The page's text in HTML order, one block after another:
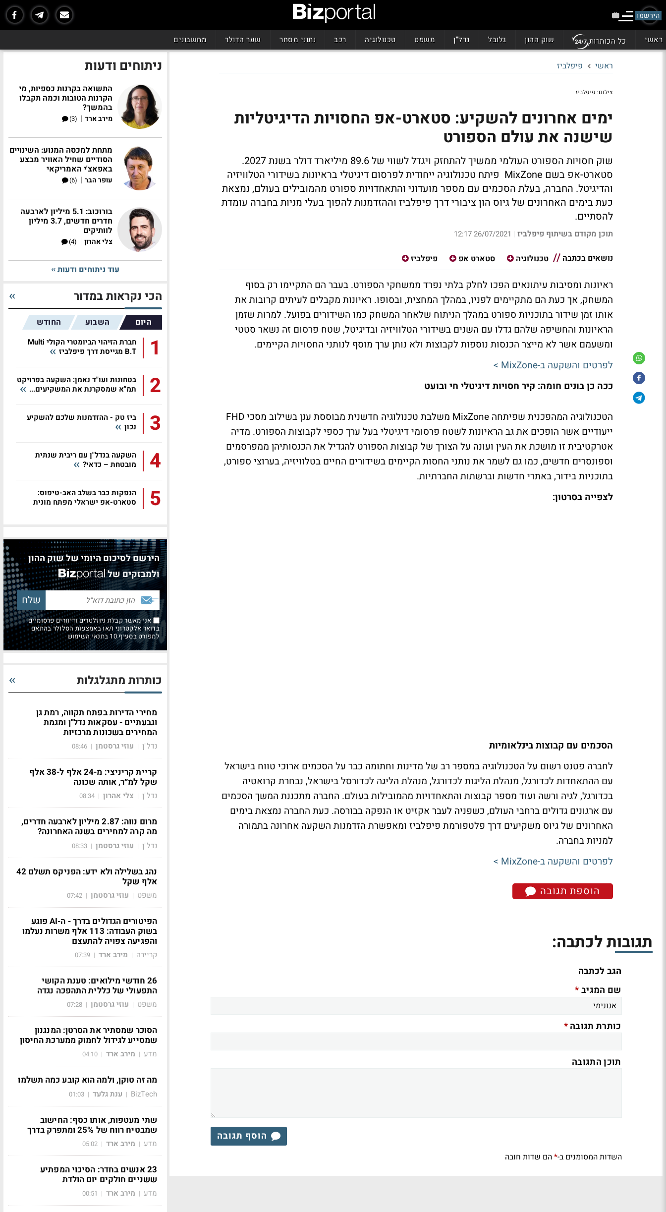
הירשמו
ראשי כל הכותרות שוק ההון גלובל נדל"ן משפט טכנולוגיה רכב נתוני מסחר שער הדולר מחשבונים
ראשי פיפלביז
צילום: פיפלביז
ימים אחרונים להשקיע: סטארט-אפ החסויות הדיגיטליות
שישנה את עולם הספורט
שוק חסויות הספורט העולמי ממשיך להתחזק ויגדל לשווי של 89.6 מיליארד דולר בשנת 2027.
סטארט-אפ בשם MixZone פיתח טכנולוגיה ייחודית לפרסום דיגיטלי בראיונות בשידורי הטלוויזיה
והדיגיטל. החברה, בעלת הסכמים עם מספר מועדוני והתאחדויות ספורט מהמובילים בעולם, נמצאת
כעת בימים האחרונים של גיוס הון ציבורי דרך פיפלביז וההזדמנות להפוך בעלי מניות בחברה עומדת
להסתיים.
תוכן מקודם בשיתוף פיפלביז |
26/07/2021 12:17
נושאים בכתבה טכנולוגיה סטארט אפ פיפלביז
ראיונות ומסיבות עיתונאים הפכו לחלק בלתי נפרד ממשחקי הספורט. בעבר הם התקיימו רק בסוף
המשחק, אך כעת הם מתקיימים לפניו, במהלך המחצית, ובסופו. ראיונות מקבלים לעיתים קרובות את
אותו זמן שידור בתוכניות ספורט במהלך הניתוח שלאחר המשחק כמו השידורים בפועל. למרות שזמן
הראיונות והחשיפה שלהם גדלו עם השנים בשידורי הטלוויזיה ובדיגיטל, שטח פרסום זה נשאר סטטי
ומשעמם אשר לא מייצר הכנסות נוספות לקבוצות ולא נותן ערך מוסף לנותני החסויות הקיימים.
לפרטים והשקעה ב-MixZone
>
ככה כן בונים חומה: קיר חסויות דיגיטלי חי ובועט
הטכנולוגיה המהפכנית שפיתחה MixZone משלבת טכנולוגיה חדשנית מבוססת ענן בשילוב מסכיFHD
ייעודיים אשר הופכים את גב הראיונות לשטח פרסומי דיגיטלי בעל ערך כספי לקבוצות הספורט. מדיה
אטרקטיבית זו מושכת את העין ועונה על הצורך של קבוצות הספורט להגדיל את הכנסותיהן ממפרסמים
וספונסרים חדשים, כמו גם לשמר את נותני החסות הקיימים בשידורים החיים בטלוויזיה, בערוצי ספורט,
בתוכניות בידור, באתרי חדשות וברשתות החברתיות.
לצפייה בסרטון:
הסכמים עם קבוצות בינלאומיות
לחברה פטנט רשום על הטכנולוגיה במספר רב של מדינות וחתומה כבר על הסכמים ארוכי טווח בישראל
עם ההתאחדות לכדורגל, מנהלת הליגות לכדורגל, מנהלת הליגה לכדורסל בישראל, נבחרת קרואטיה
בכדורגל, לגיה ורשה ועוד מספר קבוצות והתאחדויות מהמובילות בעולם. החברה מתכננת המשך הסכמים
עם ארגונים גדולים ברחבי העולם, כשפניה לעבר אקזיט או הנפקה בבורסה. כעת החברה נמצאת בימים
האחרונים של גיוס משקיעים דרך פלטפורמת פיפלביז ומאפשרת הזדמנות השקעה אחרונה בתמורה
למניות בחברה.
לפרטים והשקעה ב-MixZone
>
הוספת תגובה
תגובות לכתבה:
הגב לכתבה
שם המגיב*
כותרת תגובה*
תוכן התגובה
הוסף תגובה
השדות המסומנים ב-*הם שדות חובה
ניתוחים ודעות
התשואה בקרנות כספיות, מי
הקרנות הטובות וכמה תקבלו
בהמשך?
מירב ארד |
(3)
מתחת למכסה המנוע: השינויים
הסודיים שחיל האוויר מבצע
באפאצ'י האמריקאי
עופר הבר |
(6)
בורוכוב: 5.1 מיליון לארבעה
חדרים חדשים, 3.7 מיליון
לוותיקים
צלי אהרון |
(4)
עוד ניתוחים ודעות
הכי נקראות במדור
היום השבוע החודש
1
חברת הזיהוי הביומטרי הקולי Multi
B.T מגייסת דרך פיפלביז
2
בטחונות ועו"ד נאמן: השקעה בפרויקט
תמ"א שמסקרנת את המשקיעים...
3
ביז טק - ההזדמנות שלכם להשקיע
נכון
4
השקעה בנדל"ן עם ריבית שנתית
מובטחת – כדאי?
5
הנפקות כבר בשלב האב-טיפוס:
סטארט-אפ ישראלי מפתח מונית
הירשם לסיכום היומי של שוק ההון
ולמבזקים של
אני מאשר קבלת ניוזלטרים ודיוורים פרסומיים
בדואר אלקטרוני ו/או באמצעות הסלולר בהתאם
למפורט בסעיף 10 בתנאי השימוש
כותרות מתגלגלות
מחירי הדירות בפתח תקווה, רמת גן
וגבעתיים - עסקאות נדל"ן ומגמת
המחירים בשכונות מרכזיות
נדל"ן | עוזי גרסטמן |
08:46
קריית קריניצי: מ-24 אלף ל-38 אלף
שקל למ״ר, אותה שכונה
נדל"ן | צלי אהרון |
08:34
מרום נווה: 2.87 מיליון לארבעה חדרים,
מה קרה למחירים בשנה האחרונה?
נדל"ן | עוזי גרסטמן |
08:33
נהג בשלילה ולא ידע: הפניקס תשלם 42
אלף שקל
משפט | עוזי גרסטמן |
07:42
הפיטורים הגדולים בדרך - ה-AI פוגע
בשוק העבודה: 113 אלף משרות נעלמו
והפגיעה צפויה להתעצם
קריירה | מירב ארד |
07:39
26 חודשי מילואים: טענת הקושי
התפעולי של כללית התהפכה נגדה
משפט | עוזי גרסטמן |
07:28
הסוכר שמסתיר את הסרטן: המנגנון
שמסייע לגידול לחמוק ממערכת החיסון
מדע | מירב ארד |
04:10
מה זה טוקן, ולמה הוא קובע כמה תשלמו
BizTech
| ענת גלעד |
01:03
שתי מעטפות, אותו כסף: החישוב
שמבטיח רווח של 25% ומתפרק בדרך
מדע | מירב ארד |
05:02
23 אנשים בחדר: הסיכוי המפתיע
ששניים חולקים יום הולדת
מדע | מירב ארד |
00:51